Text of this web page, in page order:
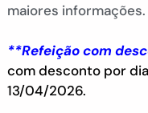
maiores informações.
**Refeição com
com desconto por
13/04/2026.